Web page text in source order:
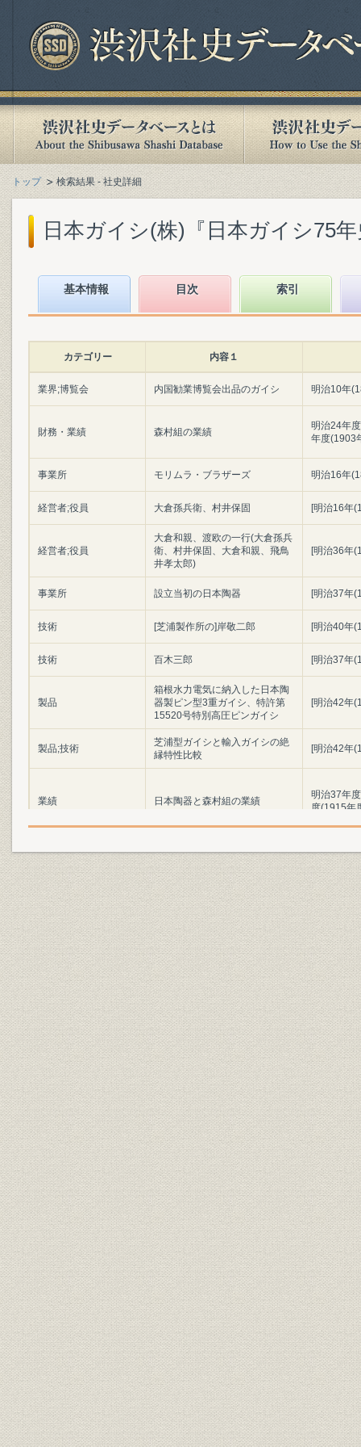
トップ 検索結果 - 社史詳細
日本ガイシ(株)『日本ガイシ75
基本情報 目次 索引
カテゴリー 内容１
業界;博覧会 内国勧業博覧会出品のガイシ 明治10年
財務・業績 森村組の業績
明治24年
年度(1903
事業所 モリムラ・ブラザーズ 明治16年
経営者;役員 大倉孫兵衛、村井保固 [明治16年
経営者;役員
大倉和親、渡欧の一行(大倉孫兵
衛、村井保固、大倉和親、飛鳥
井孝太郎)
[明治36年
事業所 設立当初の日本陶器 [明治37年
技術 [芝浦製作所の]岸敬二郎 [明治40年
技術 百木三郎 [明治37年
製品
箱根水力電気に納入した日本陶
器製ピン型3重ガイシ、特許第
15520号特別高圧ピンガイシ
[明治42年
製品;技術
芝浦型ガイシと輸入ガイシの絶
縁特性比較
[明治42年
業績 日本陶器と森村組の業績
明治37年
度(1915年
生産 日本陶器の窯作業成績
度(1920年
技術 江副孫右衛門(日本陶器時代) [明治42年
従業員
日本陶器の社員・職工数と移動
率
明治38年
(1915年)
製品
[ガイシを供給した]駒橋・早稲田
間送電線(わが国初の55kV送電
線)
[明治39年
広告宣伝
松風陶器のガイシの広告(『電気
之友』明治42年10月15日)、日
本陶器と芝浦製作所の両社によ
る広告(『電気之友』明治44年3
月1日)
明治42年
年(1911年
広告宣伝
日本陶器と芝浦製作所の連名の
広告(『電気之友』明治44年8月
1日)、日本陶器単独で掲載され
た広告(『電気之友』大正2年1月
1日)
明治44年
(1913年)1
生産 日本陶器の素地生産高
明治40年
度(1920年
生産 日本陶器のガイシ生産量
明治40年
度(1920年
製品 日本陶器製77kV用ピンガイシ 1912年(大
製品
日本陶器製77kV用ピンガイシの
仕様
1912年(大
事業所 日本陶器の工場 昭和2年
製品
芝浦製作所の実用新案第38041
号ピンガイシ
1917年(大